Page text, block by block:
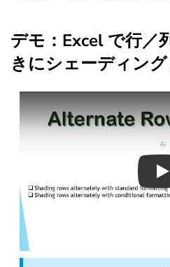
デモ：Excel で行／
きにシェーディン